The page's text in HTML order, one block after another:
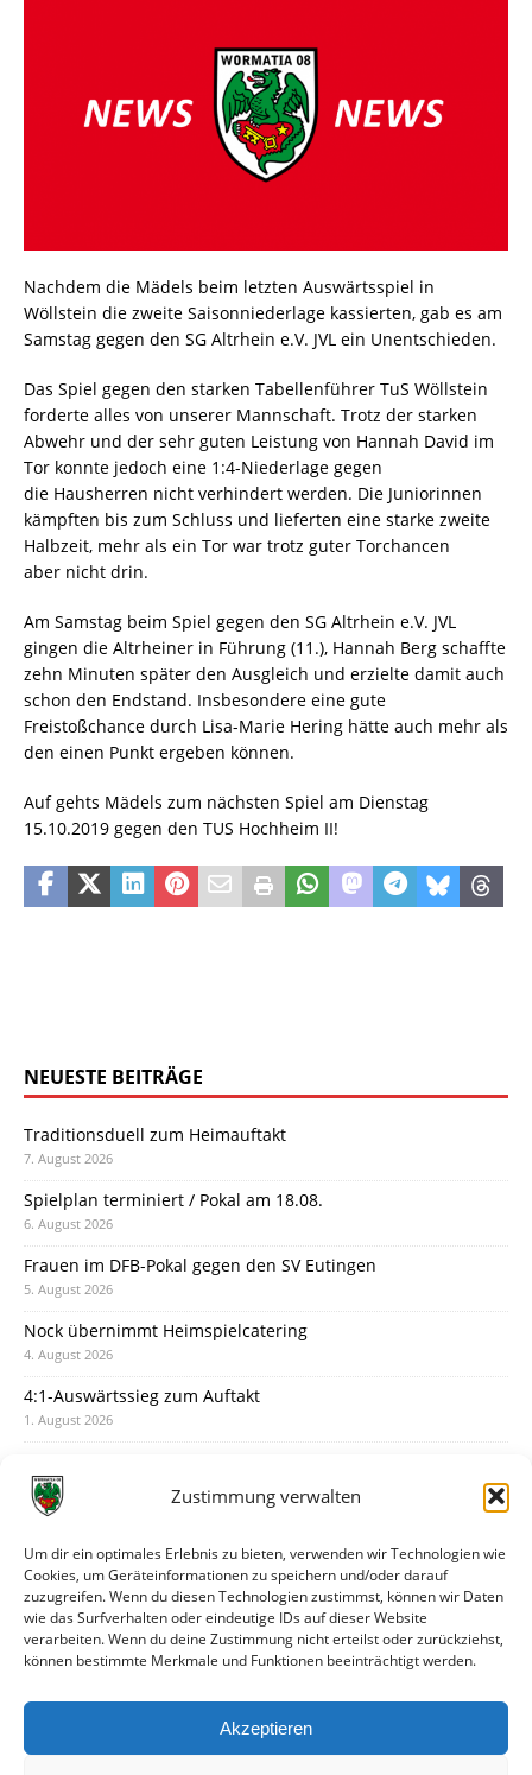
Zustimmung verwalten
Um dir ein optimales Erlebnis zu bieten, verwenden wir Technologien wie
Cookies, um Geräteinformationen zu speichern und/oder darauf
zuzugreifen. Wenn du diesen Technologien zustimmst, können wir Daten
wie das Surfverhalten oder eindeutige IDs auf dieser Website
verarbeiten. Wenn du deine Zustimmung nicht erteilst oder zurückziehst,
können bestimmte Merkmale und Funktionen beeinträchtigt werden.
Akzeptieren
Nachdem die Mädels beim letzten Auswärtsspiel in
Wöllstein die zweite Saisonniederlage kassierten, gab es am
Samstag gegen den SG Altrhein e.V. JVL ein Unentschieden.
Das Spiel gegen den starken Tabellenführer TuS Wöllstein
forderte alles von unserer Mannschaft. Trotz der starken
Abwehr und der sehr guten Leistung von Hannah David im
Tor konnte jedoch eine 1:4-Niederlage gegen
die Hausherren nicht verhindert werden. Die Juniorinnen
kämpften bis zum Schluss und lieferten eine starke zweite
Halbzeit, mehr als ein Tor war trotz guter Torchancen
aber nicht drin.
Am Samstag beim Spiel gegen den SG Altrhein e.V. JVL
gingen die Altrheiner in Führung (11.), Hannah Berg schaffte
zehn Minuten später den Ausgleich und erzielte damit auch
schon den Endstand. Insbesondere eine gute
Freistoßchance durch Lisa-Marie Hering hätte auch mehr als
den einen Punkt ergeben können.
Auf gehts Mädels zum nächsten Spiel am Dienstag
15.10.2019 gegen den TUS Hochheim II!
NEUESTE BEITRÄGE
Traditionsduell zum Heimauftakt
7. August 2026
Spielplan terminiert / Pokal am 18.08.
6. August 2026
Frauen im DFB-Pokal gegen den SV Eutingen
5. August 2026
Nock übernimmt Heimspielcatering
4. August 2026
4:1-Auswärtssieg zum Auftakt
1. August 2026
31. Juli 2026
30. Juli 2026
Deine Spielminute: 89+1
28. Juli 2026
Neuer Rückensponsor
Neue Podcast-Folge: So tickt Björn!
27. Juli 2026